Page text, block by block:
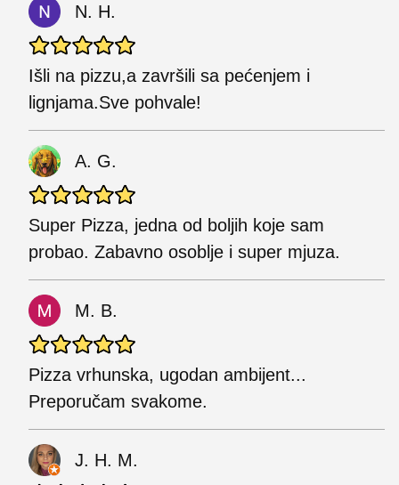
N. H.
Išli na pizzu,a završili sa pećenjem i
lignjama.Sve pohvale!
A. G.
Super Pizza, jedna od boljih koje sam
probao. Zabavno osoblje i super mjuza.
M. B.
Pizza vrhunska, ugodan ambijent...
Preporučam svakome.
J. H. M.